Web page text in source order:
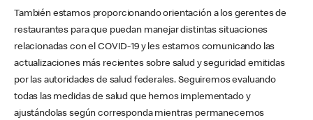
También estamos proporcionando orientación a los gerentes de
restaurantes para que puedan manejar distintas situaciones
relacionadas con el COVID-19 y les estamos comunicando las
actualizaciones más recientes sobre salud y seguridad emitidas
por las autoridades de salud federales. Seguiremos evaluando
todas las medidas de salud que hemos implementado y
ajustándolas según corresponda mientras permanecemos